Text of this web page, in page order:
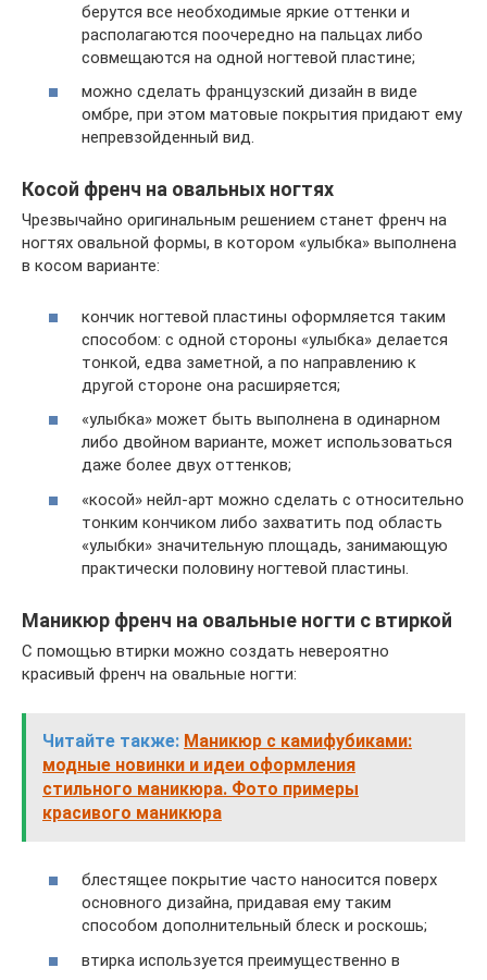
берутся все необходимые яркие оттенки и
располагаются поочередно на пальцах либо
совмещаются на одной ногтевой пластине;
можно сделать французский дизайн в виде
омбре, при этом матовые покрытия придают ему
непревзойденный вид.
Косой френч на овальных ногтях
Чрезвычайно оригинальным решением станет френч на
ногтях овальной формы, в котором «улыбка» выполнена
в косом варианте:
кончик ногтевой пластины оформляется таким
способом: с одной стороны «улыбка» делается
тонкой, едва заметной, а по направлению к
другой стороне она расширяется;
«улыбка» может быть выполнена в одинарном
либо двойном варианте, может использоваться
даже более двух оттенков;
«косой» нейл-арт можно сделать с относительно
тонким кончиком либо захватить под область
«улыбки» значительную площадь, занимающую
практически половину ногтевой пластины.
Маникюр френч на овальные ногти с втиркой
С помощью втирки можно создать невероятно
красивый френч на овальные ногти:
Читайте также: Маникюр с камифубиками:
модные новинки и идеи оформления
стильного маникюра. Фото примеры
красивого маникюра
блестящее покрытие часто наносится поверх
основного дизайна, придавая ему таким
способом дополнительный блеск и роскошь;
втирка используется преимущественно в